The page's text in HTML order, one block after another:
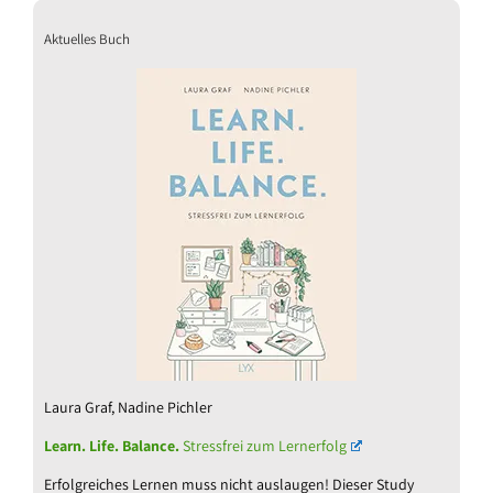
Aktuelles Buch
Laura Graf, Nadine Pichler
Learn. Life. Balance.Stressfrei zum Lernerfolg
Erfolgreiches Lernen muss nicht auslaugen! Dieser Study